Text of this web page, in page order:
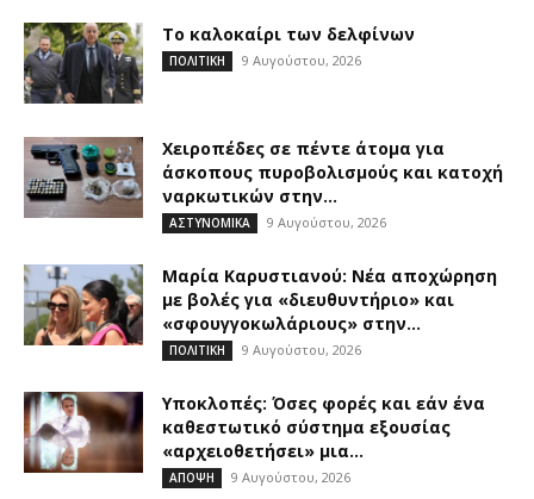
Το καλοκαίρι των δελφίνων
ΠΟΛΙΤΙΚΗ 9 Αυγούστου, 2026
Χειροπέδες σε πέντε άτομα για
άσκοπους πυροβολισμούς και κατοχή
ναρκωτικών στην...
ΑΣΤΥΝΟΜΙΚΑ 9 Αυγούστου, 2026
Μαρία Καρυστιανού: Νέα αποχώρηση
με βολές για «διευθυντήριο» και
«σφουγγοκωλάριους» στην...
ΠΟΛΙΤΙΚΗ 9 Αυγούστου, 2026
Υποκλοπές: Όσες φορές και εάν ένα
καθεστωτικό σύστημα εξουσίας
«αρχειοθετήσει» μια...
ΑΠΟΨΗ 9 Αυγούστου, 2026